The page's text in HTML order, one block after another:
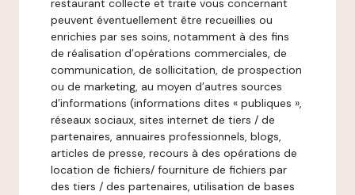
restaurant collecte et traite vous concernant
peuvent éventuellement être recueillies ou
enrichies par ses soins, notamment à des fins
de réalisation d’opérations commerciales, de
communication, de sollicitation, de prospection
ou de marketing, au moyen d’autres sources
d’informations (informations dites « publiques »,
réseaux sociaux, sites internet de tiers / de
partenaires, annuaires professionnels, blogs,
articles de presse, recours à des opérations de
location de fichiers/ fourniture de fichiers par
des tiers / des partenaires, utilisation de bases